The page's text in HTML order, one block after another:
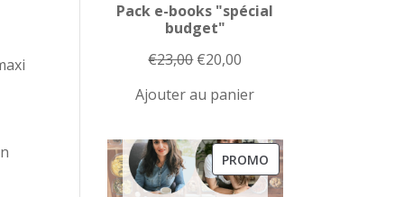
Pack e-books "spécial
budget"
€23,00 Le
initial
€23,00.
€20,00
€20,00.
Ajouter au panier
PROMO PRODUIT
EN